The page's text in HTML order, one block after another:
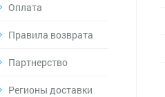
Оплата
Правила возврата
Партнерство
Регионы доставки